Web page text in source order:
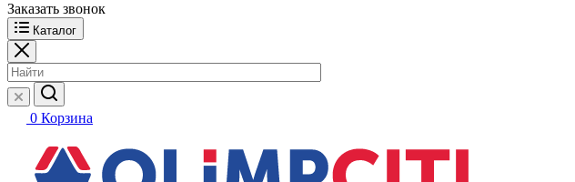
Заказать звонок
Каталог
0 Корзина